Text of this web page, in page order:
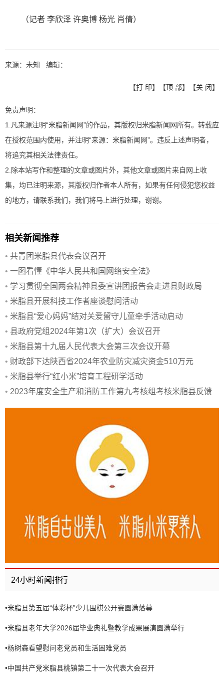
（记者 李欣泽 许奥博 杨光 肖倩）
来源：未知 编辑：
【打 印】【顶 部】【关 闭】
免责声明：
1.凡来源注明“米脂新闻网”的作品，其版权归米脂新闻网所有。转载应
在授权范围内使用，并注明“来源：米脂新闻网”。违反上述声明者，
将追究其相关法律责任。
2.除本站写作和整理的文章或图片外，其他文章或图片来自网上收
集，均已注明来源，其版权归作者本人所有，如果有任何侵犯您权益
的地方，请联系我们，我们将马上进行处理，谢谢。
相关新闻推荐
• 共青团米脂县代表会议召开
• 一图看懂《中华人民共和国网络安全法》
• 学习贯彻全国两会精神县委宣讲团报告会走进县财政局
• 米脂县开展科技工作者座谈慰问活动
• 米脂县“爱心妈妈”结对关爱留守儿童牵手活动启动
• 县政府党组2024年第1次（扩大）会议召开
• 米脂县第十九届人民代表大会第三次会议开幕
• 财政部下达陕西省2024年农业防灾减灾资金510万元
• 米脂县举行“红小米”培育工程研学活动
• 2023年度安全生产和消防工作第九考核组考核米脂县反馈
会议召开
24小时新闻排行
•米脂县第五届“体彩杯”少儿围棋公开赛圆满落幕
•米脂县老年大学2026届毕业典礼暨教学成果展演圆满举行
•杨树森看望慰问老党员和生活困难党员
•中国共产党米脂县桃镇第二十一次代表大会召开